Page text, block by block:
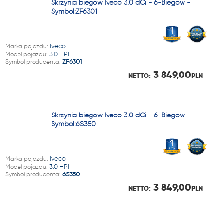
Skrzynia biegów Iveco 3.0 dCi - 6-Biegów -
Symbol:ZF6301
Marka pojazdu: Iveco
Model pojazdu: 3.0 HPI
Symbol producenta: ZF6301
NETTO: 3 849,00PLN
Skrzynia biegów Iveco 3.0 dCi - 6-Biegów -
Symbol:6S350
Marka pojazdu: Iveco
Model pojazdu: 3.0 HPI
Symbol producenta: 6S350
NETTO: 3 849,00PLN